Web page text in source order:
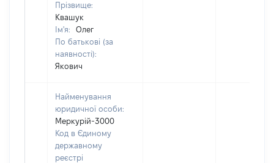
Прізвище:
Квашук
Ім'я:
Олег
По батькові (за
наявності):
Якович
Найменування
юридичної особи:
Меркурій-3000
Код в Єдиному
державному
реєстрі